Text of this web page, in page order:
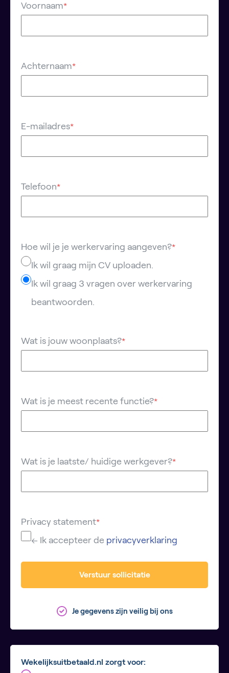
Voornaam*
Achternaam*
E-mailadres*
Telefoon*
Hoe wil je je werkervaring aangeven?*
Ik wil graag mijn CV uploaden.
Ik wil graag 3 vragen over werkervaring
beantwoorden.
Wat is jouw woonplaats?*
Wat is je meest recente functie?*
Wat is je laatste/ huidige werkgever?*
Privacy statement*
← Ik accepteer de privacyverklaring
Verstuur sollicitatie
Je gegevens zijn veilig bij ons
Wekelijksuitbetaald.nl zorgt voor: